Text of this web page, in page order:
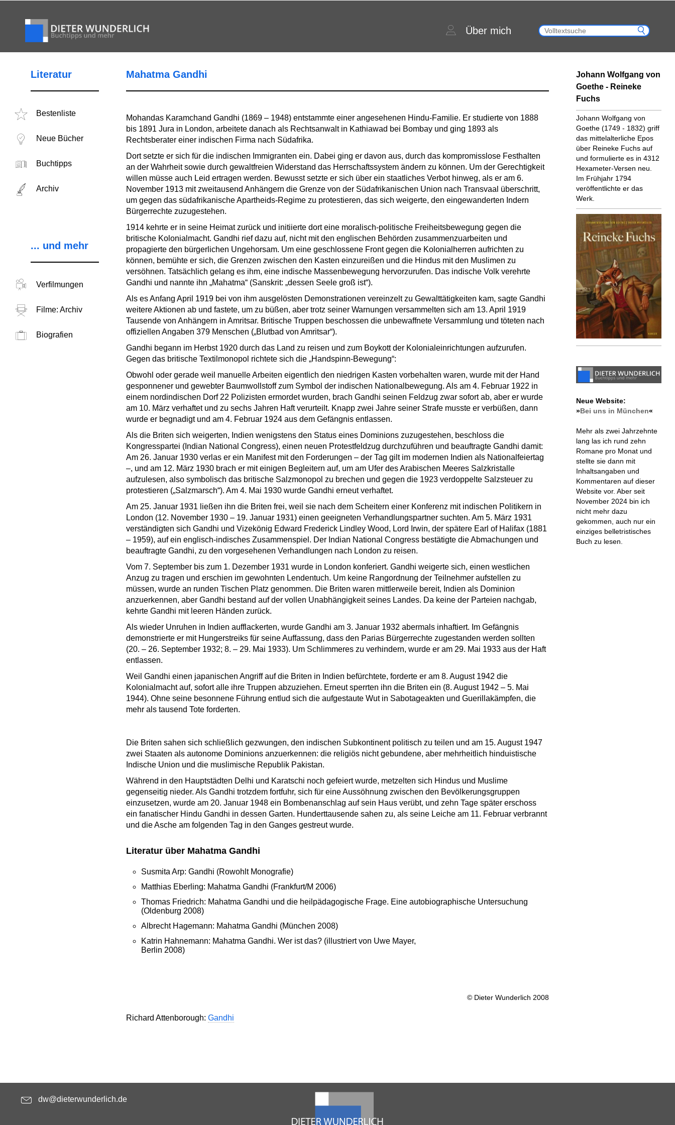
Über mich
Literatur
Bestenliste
Neue Bücher
Buchtipps
Archiv
... und mehr
Verfilmungen
Filme: Archiv
Biografien
Mahatma Gandhi
Mohandas Karamchand Gandhi (1869 – 1948) entstammte einer angesehenen Hindu-Familie. Er studierte von 1888
bis 1891 Jura in London, arbeitete danach als Rechtsanwalt in Kathiawad bei Bombay und ging 1893 als
Rechtsberater einer indischen Firma nach Südafrika.
Dort setzte er sich für die indischen Immigranten ein. Dabei ging er davon aus, durch das kompromisslose Festhalten
an der Wahrheit sowie durch gewaltfreien Widerstand das Herrschaftssystem ändern zu können. Um der Gerechtigkeit
willen müsse auch Leid ertragen werden. Bewusst setzte er sich über ein staatliches Verbot hinweg, als er am 6.
November 1913 mit zweitausend Anhängern die Grenze von der Südafrikanischen Union nach Transvaal überschritt,
um gegen das südafrikanische Apartheids-Regime zu protestieren, das sich weigerte, den eingewanderten Indern
Bürgerrechte zuzugestehen.
1914 kehrte er in seine Heimat zurück und initiierte dort eine moralisch-politische Freiheitsbewegung gegen die
britische Kolonialmacht. Gandhi rief dazu auf, nicht mit den englischen Behörden zusammenzuarbeiten und
propagierte den bürgerlichen Ungehorsam. Um eine geschlossene Front gegen die Kolonialherren aufrichten zu
können, bemühte er sich, die Grenzen zwischen den Kasten einzureißen und die Hindus mit den Muslimen zu
versöhnen. Tatsächlich gelang es ihm, eine indische Massenbewegung hervorzurufen. Das indische Volk verehrte
Gandhi und nannte ihn „Mahatma“ (Sanskrit: „dessen Seele groß ist“).
Als es Anfang April 1919 bei von ihm ausgelösten Demonstrationen vereinzelt zu Gewalttätigkeiten kam, sagte Gandhi
weitere Aktionen ab und fastete, um zu büßen, aber trotz seiner Warnungen versammelten sich am 13. April 1919
Tausende von Anhängern in Amritsar. Britische Truppen beschossen die unbewaffnete Versammlung und töteten nach
offiziellen Angaben 379 Menschen („Blutbad von Amritsar“).
Gandhi begann im Herbst 1920 durch das Land zu reisen und zum Boykott der Kolonialeinrichtungen aufzurufen.
Gegen das britische Textilmonopol richtete sich die „Handspinn-Bewegung“:
Obwohl oder gerade weil manuelle Arbeiten eigentlich den niedrigen Kasten vorbehalten waren, wurde mit der Hand
gesponnener und gewebter Baumwollstoff zum Symbol der indischen Nationalbewegung. Als am 4. Februar 1922 in
einem nordindischen Dorf 22 Polizisten ermordet wurden, brach Gandhi seinen Feldzug zwar sofort ab, aber er wurde
am 10. März verhaftet und zu sechs Jahren Haft verurteilt. Knapp zwei Jahre seiner Strafe musste er verbüßen, dann
wurde er begnadigt und am 4. Februar 1924 aus dem Gefängnis entlassen.
Als die Briten sich weigerten, Indien wenigstens den Status eines Dominions zuzugestehen, beschloss die
Kongresspartei (Indian National Congress), einen neuen Protestfeldzug durchzuführen und beauftragte Gandhi damit:
Am 26. Januar 1930 verlas er ein Manifest mit den Forderungen – der Tag gilt im modernen Indien als Nationalfeiertag
–, und am 12. März 1930 brach er mit einigen Begleitern auf, um am Ufer des Arabischen Meeres Salzkristalle
aufzulesen, also symbolisch das britische Salzmonopol zu brechen und gegen die 1923 verdoppelte Salzsteuer zu
protestieren („Salzmarsch“). Am 4. Mai 1930 wurde Gandhi erneut verhaftet.
Am 25. Januar 1931 ließen ihn die Briten frei, weil sie nach dem Scheitern einer Konferenz mit indischen Politikern in
London (12. November 1930 – 19. Januar 1931) einen geeigneten Verhandlungspartner suchten. Am 5. März 1931
verständigten sich Gandhi und Vizekönig Edward Frederick Lindley Wood, Lord Irwin, der spätere Earl of Halifax (1881
– 1959), auf ein englisch-indisches Zusammenspiel. Der Indian National Congress bestätigte die Abmachungen und
beauftragte Gandhi, zu den vorgesehenen Verhandlungen nach London zu reisen.
Vom 7. September bis zum 1. Dezember 1931 wurde in London konferiert. Gandhi weigerte sich, einen westlichen
Anzug zu tragen und erschien im gewohnten Lendentuch. Um keine Rangordnung der Teilnehmer aufstellen zu
müssen, wurde an runden Tischen Platz genommen. Die Briten waren mittlerweile bereit, Indien als Dominion
anzuerkennen, aber Gandhi bestand auf der vollen Unabhängigkeit seines Landes. Da keine der Parteien nachgab,
kehrte Gandhi mit leeren Händen zurück.
Als wieder Unruhen in Indien aufflackerten, wurde Gandhi am 3. Januar 1932 abermals inhaftiert. Im Gefängnis
demonstrierte er mit Hungerstreiks für seine Auffassung, dass den Parias Bürgerrechte zugestanden werden sollten
(20. – 26. September 1932; 8. – 29. Mai 1933). Um Schlimmeres zu verhindern, wurde er am 29. Mai 1933 aus der Haft
entlassen.
Weil Gandhi einen japanischen Angriff auf die Briten in Indien befürchtete, forderte er am 8. August 1942 die
Kolonialmacht auf, sofort alle ihre Truppen abzuziehen. Erneut sperrten ihn die Briten ein (8. August 1942 – 5. Mai
1944). Ohne seine besonnene Führung entlud sich die aufgestaute Wut in Sabotageakten und Guerillakämpfen, die
mehr als tausend Tote forderten.
Die Briten sahen sich schließlich gezwungen, den indischen Subkontinent politisch zu teilen und am 15. August 1947
zwei Staaten als autonome Dominions anzuerkennen: die religiös nicht gebundene, aber mehrheitlich hinduistische
Indische Union und die muslimische Republik Pakistan.
Während in den Hauptstädten Delhi und Karatschi noch gefeiert wurde, metzelten sich Hindus und Muslime
gegenseitig nieder. Als Gandhi trotzdem fortfuhr, sich für eine Aussöhnung zwischen den Bevölkerungsgruppen
einzusetzen, wurde am 20. Januar 1948 ein Bombenanschlag auf sein Haus verübt, und zehn Tage später erschoss
ein fanatischer Hindu Gandhi in dessen Garten. Hunderttausende sahen zu, als seine Leiche am 11. Februar verbrannt
und die Asche am folgenden Tag in den Ganges gestreut wurde.
Literatur über Mahatma Gandhi
Susmita Arp: Gandhi (Rowohlt Monografie)
Matthias Eberling: Mahatma Gandhi (Frankfurt/M 2006)
Thomas Friedrich: Mahatma Gandhi und die heilpädagogische Frage. Eine autobiographische Untersuchung
(Oldenburg 2008)
Albrecht Hagemann: Mahatma Gandhi (München 2008)
Katrin Hahnemann: Mahatma Gandhi. Wer ist das? (illustriert von Uwe Mayer,
Berlin 2008)
© Dieter Wunderlich 2008
Richard Attenborough: Gandhi
Johann Wolfgang von
Goethe - Reineke
Fuchs
Johann Wolfgang von
Goethe (1749 - 1832) griff
das mittelalterliche Epos
über Reineke Fuchs auf
und formulierte es in 4312
Hexameter-Versen neu.
Im Frühjahr 1794
veröffentlichte er das
Werk.
Neue Website:
»Bei uns in München«
Mehr als zwei Jahrzehnte
lang las ich rund zehn
Romane pro Monat und
stellte sie dann mit
Inhaltsangaben und
Kommentaren auf dieser
Website vor. Aber seit
November 2024 bin ich
nicht mehr dazu
gekommen, auch nur ein
einziges belletristisches
Buch zu lesen.
dw@dieterwunderlich.de